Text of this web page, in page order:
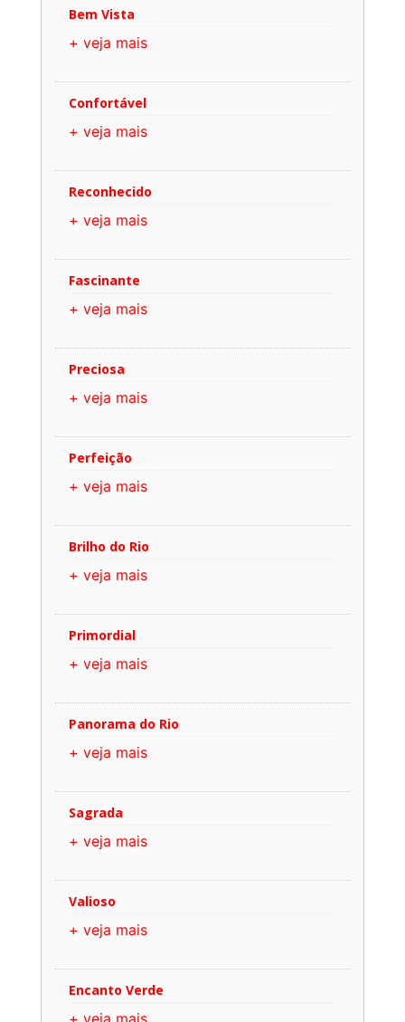
Bem Vista
+ veja mais
Confortável
+ veja mais
Reconhecido
+ veja mais
Fascinante
+ veja mais
Preciosa
+ veja mais
Perfeição
+ veja mais
Brilho do Rio
+ veja mais
Primordial
+ veja mais
Panorama do Rio
+ veja mais
Sagrada
+ veja mais
Valioso
+ veja mais
Encanto Verde
+ veja mais